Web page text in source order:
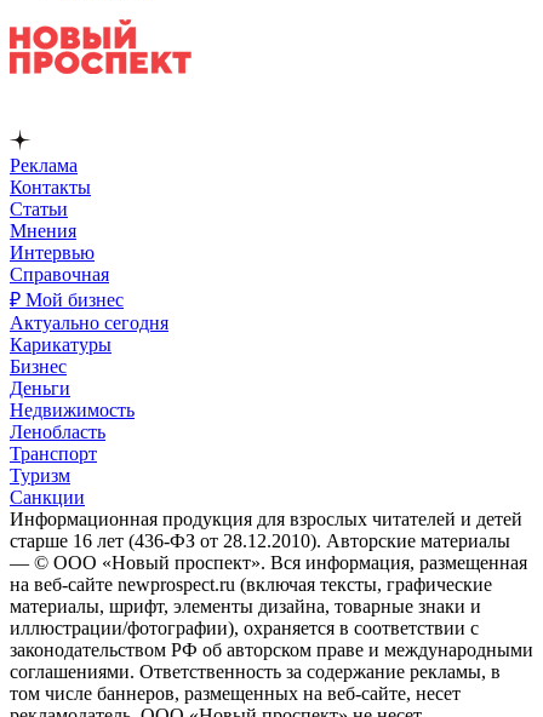
Реклама
Контакты
Статьи
Мнения
Интервью
Справочная
₽ Мой бизнес
Актуально сегодня
Карикатуры
Бизнес
Деньги
Недвижимость
Ленобласть
Транспорт
Туризм
Санкции
Информационная продукция для взрослых читателей и детей
старше 16 лет (436-ФЗ от 28.12.2010). Авторские материалы
— © ООО «Новый проспект». Вся информация, размещенная
на веб-сайте newprospect.ru (включая тексты, графические
материалы, шрифт, элементы дизайна, товарные знаки и
иллюстрации/фотографии), охраняется в соответствии с
законодательством РФ об авторском праве и международными
соглашениями. Ответственность за содержание рекламы, в
том числе баннеров, размещенных на веб-сайте, несет